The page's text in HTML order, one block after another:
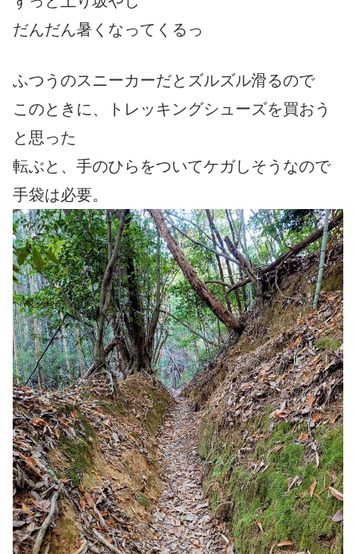
だんだん暑くなってくるっ
ふつうのスニーカーだとズルズル滑るので
このときに、トレッキングシューズを買おう
と思った
転ぶと、手のひらをついてケガしそうなので
手袋は必要。